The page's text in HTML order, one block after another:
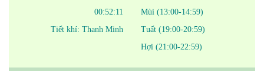
00:52:11
Tiết khí: Thanh Minh
Mùi (13:00-14:59)
Tuất (19:00-20:59)
Hợi (21:00-22:59)